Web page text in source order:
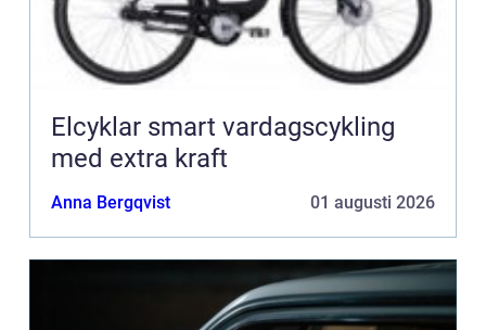
Elcyklar smart vardagscykling
med extra kraft
Anna Bergqvist 01 augusti 2026